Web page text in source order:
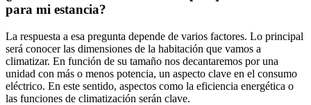
para mi estancia?
La respuesta a esa pregunta depende de varios factores. Lo principal
será conocer las dimensiones de la habitación que vamos a
climatizar. En función de su tamaño nos decantaremos por una
unidad con más o menos potencia, un aspecto clave en el consumo
eléctrico. En este sentido, aspectos como la eficiencia energética o
las funciones de climatización serán clave.